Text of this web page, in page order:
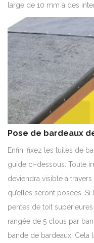
large de 10 mm à des
Pose de bardeaux
Enfin, fixez les tuiles de
guide ci-dessous. Toute
deviendra visible à
qu’elles seront posées.
pentes de toit
rangée de 5 clous par
bande de bardeaux. Cela